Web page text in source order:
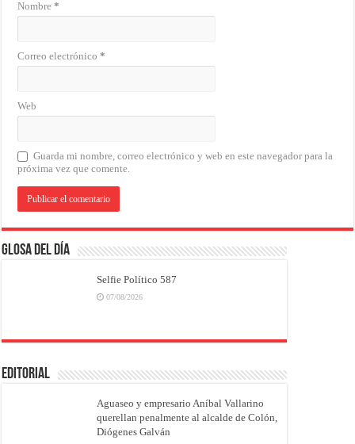
Nombre*
Correo electrónico*
Web
Guarda mi nombre, correo electrónico y web en este navegador para la
próxima vez que comente.
Glosa del Día
Selfie Político 587
07/08/2026
EDITORIAL
Aguaseo y empresario Aníbal Vallarino
querellan penalmente al alcalde de Colón,
Diógenes Galván